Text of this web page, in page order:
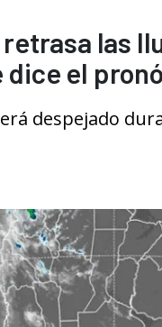
las
el
despejado